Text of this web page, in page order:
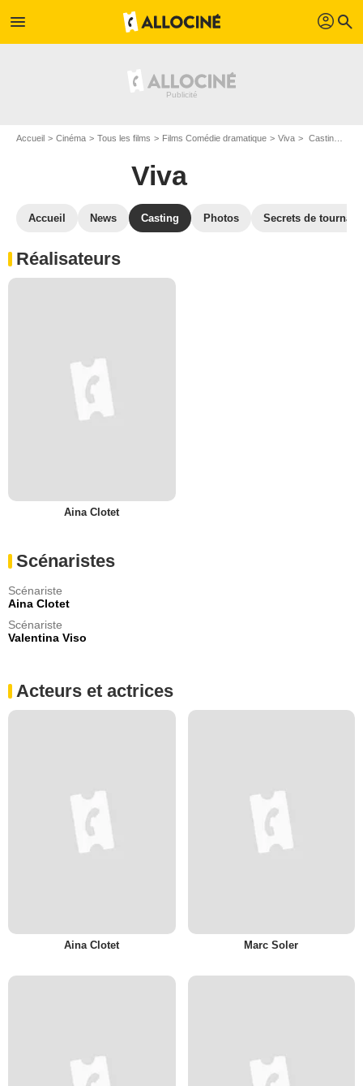
menu profil search
Accueil Cinéma Tous les films Films Comédie dramatique Viva Casting Viva
Viva
Accueil News Casting Photos Secrets de tournage
Réalisateurs
Aina Clotet
Scénaristes
Scénariste
Aina Clotet
Scénariste
Valentina Viso
Acteurs et actrices
Aina Clotet Marc Soler